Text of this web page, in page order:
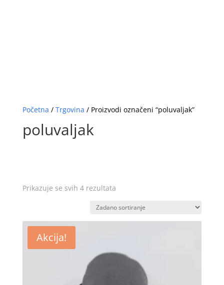
Početna / Trgovina / Proizvodi označeni “poluvaljak”
poluvaljak
Prikazuje se svih 4 rezultata
Akcija!